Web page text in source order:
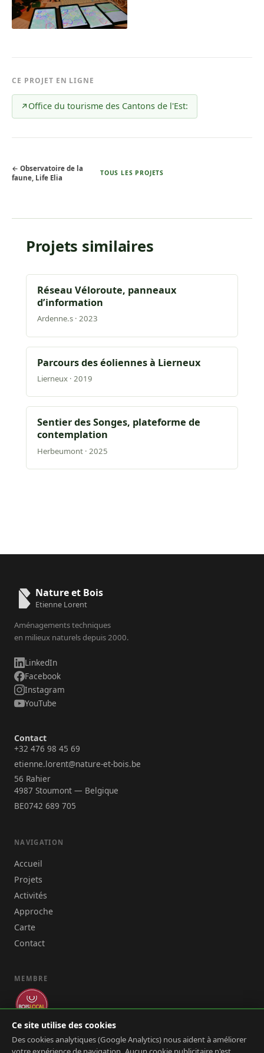
CE PROJET EN LIGNE
↗ Office du tourisme des Cantons de l'Est:
← Observatoire de la
faune, Life Elia
TOUS LES PROJETS
Projets similaires
Réseau Véloroute, panneaux
d’information
Ardenne.s · 2023
Parcours des éoliennes à Lierneux
Lierneux · 2019
Sentier des Songes, plateforme de
contemplation
Herbeumont · 2025
Nature et Bois
Etienne Lorent
Aménagements techniques
en milieux naturels depuis 2000.
LinkedIn
Facebook
Instagram
YouTube
Contact
+32 476 98 45 69
etienne.lorent@nature-et-bois.be
56 Rahier
4987 Stoumont — Belgique
BE0742 689 705
NAVIGATION
Accueil
Projets
Activités
Approche
Carte
Contact
MEMBRE
Ce site utilise des cookies
Des cookies analytiques (Google Analytics) nous aident à améliorer